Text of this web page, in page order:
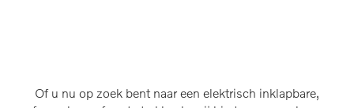
Of u nu op zoek bent naar een elektrisch inklapbare,